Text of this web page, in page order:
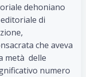
dehoniano
di
che aveva
metà delle
numero